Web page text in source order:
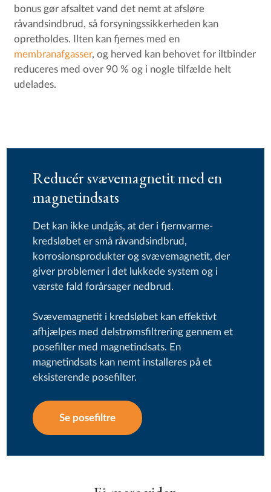
bonus gør afsaltet vand det nemt at afsløre
råvandsindbrud, så forsyningssikkerheden kan
opretholdes. Ilten kan fjernes med en
membranafgasser, og herved kan behovet for iltbinder
reduceres med over 90 % og i nogle tilfælde helt
udelades.
Reducér svævemagnetit med en
magnetindsats
Det kan ikke undgås, at der i fjernvarme­
kredsløbet er små råvandsindbrud,
korrosionsprodukter og svævemagnetit, der
giver problemer i det lukkede system og i
værste fald forårsager nedbrud.
Svævemagnetit i kredsløbet kan effektivt
afhjælpes med delstrømsfiltrering gennem et
posefilter med magnetindsats. En
magnetindsats kan nemt installeres på et
eksisterende posefilter.
Se posefiltre